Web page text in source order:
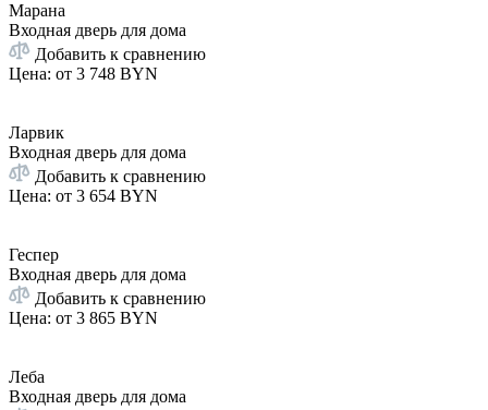
Марана
Входная дверь для дома
Добавить к сравнению
Цена: от 3 748 BYN
Ларвик
Входная дверь для дома
Добавить к сравнению
Цена: от 3 654 BYN
Геспер
Входная дверь для дома
Добавить к сравнению
Цена: от 3 865 BYN
Леба
Входная дверь для дома